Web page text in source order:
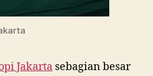
Jakarta sebagian besar